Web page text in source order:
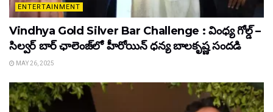
ENTERTAINMENT
Vindhya Gold Silver Bar Challenge : వింధ్య గోల్డ్ –
సిల్వర్ బార్ ఛాలెంజ్‌లో హీరోయిన్ ధ‌న్య బాల‌కృష్ణ‌ సందడి
MAY 26, 2025